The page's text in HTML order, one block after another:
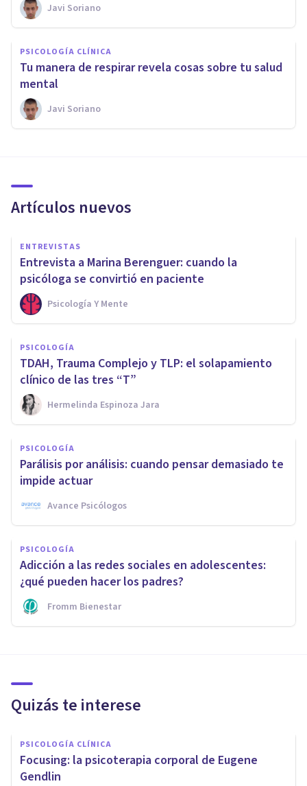
Javi Soriano
PSICOLOGÍA CLÍNICA
Tu manera de respirar revela cosas sobre tu salud
mental
Javi Soriano
Artículos nuevos
ENTREVISTAS
Entrevista a Marina Berenguer: cuando la
psicóloga se convirtió en paciente
Psicología Y Mente
PSICOLOGÍA
TDAH, Trauma Complejo y TLP: el solapamiento
clínico de las tres “T”
Hermelinda Espinoza Jara
PSICOLOGÍA
Parálisis por análisis: cuando pensar demasiado te
impide actuar
Avance Psicólogos
PSICOLOGÍA
Adicción a las redes sociales en adolescentes:
¿qué pueden hacer los padres?
Fromm Bienestar
Quizás te interese
PSICOLOGÍA CLÍNICA
Focusing: la psicoterapia corporal de Eugene
Gendlin